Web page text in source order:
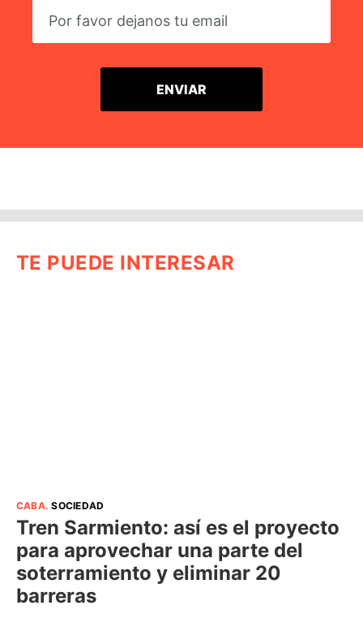
TE PUEDE INTERESAR
CABA.SOCIEDAD
Tren Sarmiento: así es el proyecto
para aprovechar una parte del
soterramiento y eliminar 20
barreras